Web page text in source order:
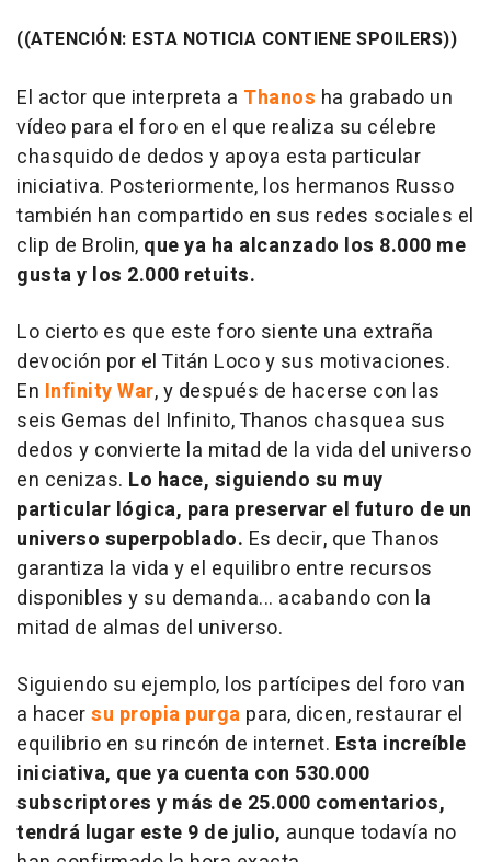
((ATENCIÓN: ESTA NOTICIA CONTIENE SPOILERS))
El actor que interpreta a Thanos ha grabado un
vídeo para el foro en el que realiza su célebre
chasquido de dedos y apoya esta particular
iniciativa. Posteriormente, los hermanos Russo
también han compartido en sus redes sociales el
clip de Brolin, que ya ha alcanzado los 8.000 me
gusta y los 2.000 retuits.
Lo cierto es que este foro siente una extraña
devoción por el Titán Loco y sus motivaciones.
En Infinity War, y después de hacerse con las
seis Gemas del Infinito, Thanos chasquea sus
dedos y convierte la mitad de la vida del universo
en cenizas. Lo hace, siguiendo su muy
particular lógica, para preservar el futuro de un
universo superpoblado. Es decir, que Thanos
garantiza la vida y el equilibro entre recursos
disponibles y su demanda... acabando con la
mitad de almas del universo.
Siguiendo su ejemplo, los partícipes del foro van
a hacersu propia purga para, dicen, restaurar el
equilibrio en su rincón de internet. Esta increíble
iniciativa, que ya cuenta con 530.000
subscriptores y más de 25.000 comentarios,
tendrá lugar este 9 de julio, aunque todavía no